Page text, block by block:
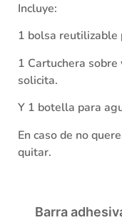
Incluye:
1 bolsa
1 Cartuchera
solicita.
Y 1 botella para
En caso de no
quitar.
Barra